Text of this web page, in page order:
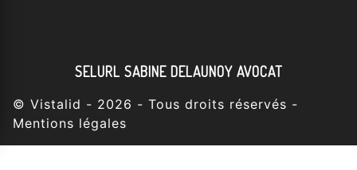
SELURL SABINE DELAUNOY AVOCAT
© Vistalid - 2026 - Tous droits réservés -
Mentions légales